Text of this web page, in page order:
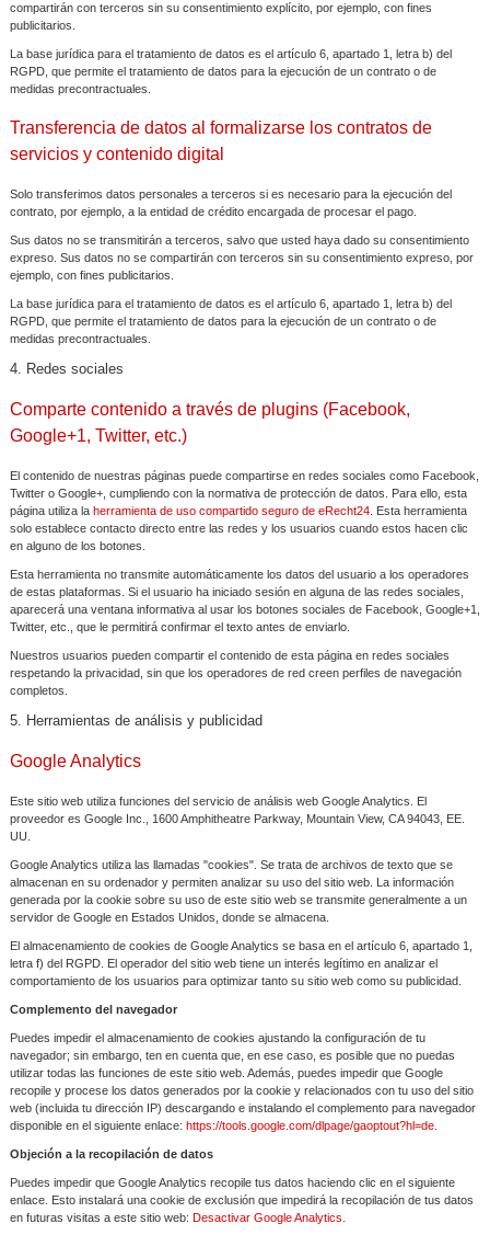
compartirán con terceros sin su consentimiento explícito, por ejemplo, con fines
publicitarios.
La base jurídica para el tratamiento de datos es el artículo 6, apartado 1, letra b) del
RGPD, que permite el tratamiento de datos para la ejecución de un contrato o de
medidas precontractuales.
Transferencia de datos al formalizarse los contratos de
servicios y contenido digital
Solo transferimos datos personales a terceros si es necesario para la ejecución del
contrato, por ejemplo, a la entidad de crédito encargada de procesar el pago.
Sus datos no se transmitirán a terceros, salvo que usted haya dado su consentimiento
expreso. Sus datos no se compartirán con terceros sin su consentimiento expreso, por
ejemplo, con fines publicitarios.
La base jurídica para el tratamiento de datos es el artículo 6, apartado 1, letra b) del
RGPD, que permite el tratamiento de datos para la ejecución de un contrato o de
medidas precontractuales.
4. Redes sociales
Comparte contenido a través de plugins (Facebook,
Google+1, Twitter, etc.)
El contenido de nuestras páginas puede compartirse en redes sociales como Facebook,
Twitter o Google+, cumpliendo con la normativa de protección de datos. Para ello, esta
página utiliza la herramienta de uso compartido seguro de eRecht24. Esta herramienta
solo establece contacto directo entre las redes y los usuarios cuando estos hacen clic
en alguno de los botones.
Esta herramienta no transmite automáticamente los datos del usuario a los operadores
de estas plataformas. Si el usuario ha iniciado sesión en alguna de las redes sociales,
aparecerá una ventana informativa al usar los botones sociales de Facebook, Google+1,
Twitter, etc., que le permitirá confirmar el texto antes de enviarlo.
Nuestros usuarios pueden compartir el contenido de esta página en redes sociales
respetando la privacidad, sin que los operadores de red creen perfiles de navegación
completos.
5. Herramientas de análisis y publicidad
Google Analytics
Este sitio web utiliza funciones del servicio de análisis web Google Analytics. El
proveedor es Google Inc., 1600 Amphitheatre Parkway, Mountain View, CA 94043, EE.
UU.
Google Analytics utiliza las llamadas "cookies". Se trata de archivos de texto que se
almacenan en su ordenador y permiten analizar su uso del sitio web. La información
generada por la cookie sobre su uso de este sitio web se transmite generalmente a un
servidor de Google en Estados Unidos, donde se almacena.
El almacenamiento de cookies de Google Analytics se basa en el artículo 6, apartado 1,
letra f) del RGPD. El operador del sitio web tiene un interés legítimo en analizar el
comportamiento de los usuarios para optimizar tanto su sitio web como su publicidad.
Complemento del navegador
Puedes impedir el almacenamiento de cookies ajustando la configuración de tu
navegador; sin embargo, ten en cuenta que, en ese caso, es posible que no puedas
utilizar todas las funciones de este sitio web. Además, puedes impedir que Google
recopile y procese los datos generados por la cookie y relacionados con tu uso del sitio
web (incluida tu dirección IP) descargando e instalando el complemento para navegador
disponible en el siguiente enlace: https://tools.google.com/dlpage/gaoptout?hl=de.
Objeción a la recopilación de datos
Puedes impedir que Google Analytics recopile tus datos haciendo clic en el siguiente
enlace. Esto instalará una cookie de exclusión que impedirá la recopilación de tus datos
en futuras visitas a este sitio web: Desactivar Google Analytics.